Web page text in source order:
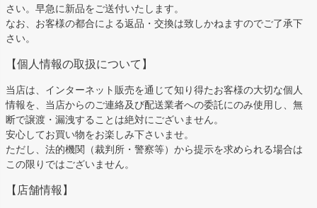
さい。早急に新品をご送付いたします。
なお、お客様の都合による返品・交換は致しかねますのでご了承下
さい。
【個人情報の取扱について】
当店は、インターネット販売を通じて知り得たお客様の大切な個人
情報を、当店からのご連絡及び配送業者への委託にのみ使用し、無
断で譲渡・漏洩することは絶対にございません。
安心してお買い物をお楽しみ下さいませ。
ただし、法的機関（裁判所・警察等）から提示を求められる場合は
この限りではございません。
【店舗情報】